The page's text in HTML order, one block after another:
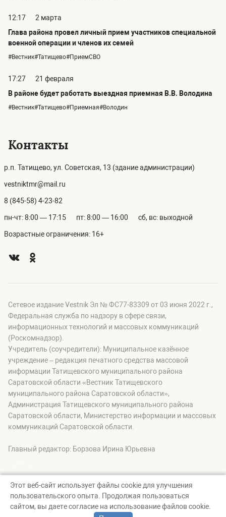
12:17
2 марта
Глава района провел личный прием участников специальной
военной операции и членов их семей
#Вестник#Татищево#ПриемСВО
17:27
21 февраля
В районе будет работать выездная приемная В.В. Володина
#Вестник#Татищево#Приемная#Володин
Контакты
р.п. Татищево, ул. Советская, 13 (здание администрации)
vestniktmr@mail.ru
8 (845-58) 4-23-82
пн-чт: 8:00 — 17:15 пт: 8:00 — 16:00 сб, вс: выходной
Возрастные ограничения: 16+
Сетевое издание Vestnik Эл № ФС77-83309 от 03 июня 2022 г.,
Федеральная служба по надзору в сфере связи,
информационных технологий и массовых коммуникаций
(Роскомнадзор).
Учредитель (соучредители): Муниципальное казённое
учреждение – редакция печатного средства массовой
информации Татищевского муниципального района
Саратовской области «Вестник Татищевского
муниципального района Саратовской области»,
Администрация Татищевского муниципального района
Саратовской области, Министерство информации и массовых
коммуникаций Саратовской области.
Главный редактор: Борзова Ирина Юрьевна
© Вестник Татищевского муниципального района, 2026
Создание сайта — nopreset
Этот веб-сайт использует файлы cookie для улучшения
пользовательского опыта. Продолжая пользоваться
сайтом, вы даете согласие на использование файлов cookie.